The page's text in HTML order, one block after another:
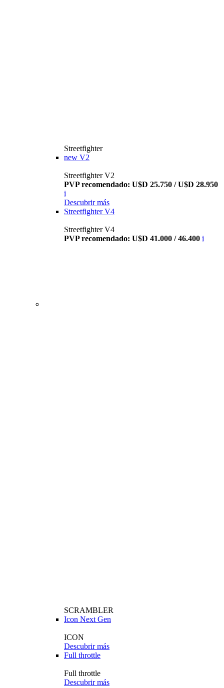
Streetfighter
new V2
Streetfighter V2
PVP recomendado: U$D 25.750 / U$D 28.950
i
Descubrir más
Streetfighter V4
Streetfighter V4
PVP recomendado: U$D 41.000 / 46.400 i
SCRAMBLER
Icon Next Gen
ICON
Descubrir más
Full throttle
Full throttle
Descubrir más